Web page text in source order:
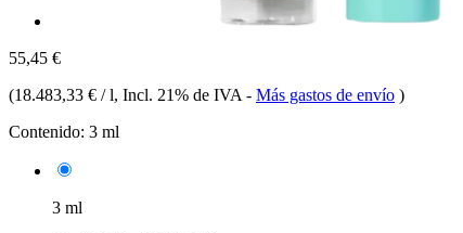
55,45 €
(18.483,33 € / l, Incl. 21% de IVA - Más gastos de envío )
Contenido: 3 ml
3 ml